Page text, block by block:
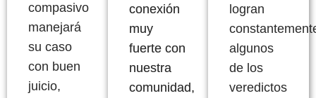
compasivo
manejará
su caso
con buen
juicio,
conexión
muy
fuerte con
nuestra
comunidad,
logran
algunos
de los
veredictos